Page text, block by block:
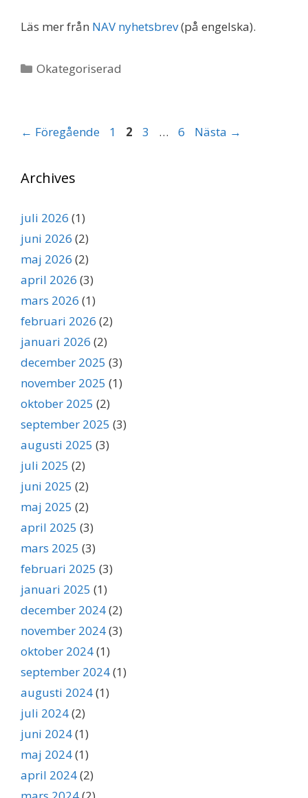
Läs mer från NAV nyhetsbrev(på engelska).
Kategorier
Okategoriserad
← Föregående Sida
1 Sida
2 Sida
3 … Sida
6 Nästa →
Archives
juli 2026 (1)
juni 2026 (2)
maj 2026 (2)
april 2026 (3)
mars 2026 (1)
februari 2026 (2)
januari 2026 (2)
december 2025 (3)
november 2025 (1)
oktober 2025 (2)
september 2025 (3)
augusti 2025 (3)
juli 2025 (2)
juni 2025 (2)
maj 2025 (2)
april 2025 (3)
mars 2025 (3)
februari 2025 (3)
januari 2025 (1)
december 2024(2)
november 2024(3)
oktober 2024(1)
september 2024(1)
augusti 2024(1)
juli 2024(2)
juni 2024(1)
maj 2024(1)
april 2024(2)